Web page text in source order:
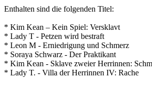
Enthalten sind die folgenden Titel:
* Kim Kean – Kein Spiel: Versklavt
* Lady T - Petzen wird bestraft
* Leon M - Erniedrigung und Schmerz
* Soraya Schwarz - Der Praktikant
* Kim Kean - Sklave zweier Herrinnen:
* Lady T. - Villa der Herrinnen IV: Rache